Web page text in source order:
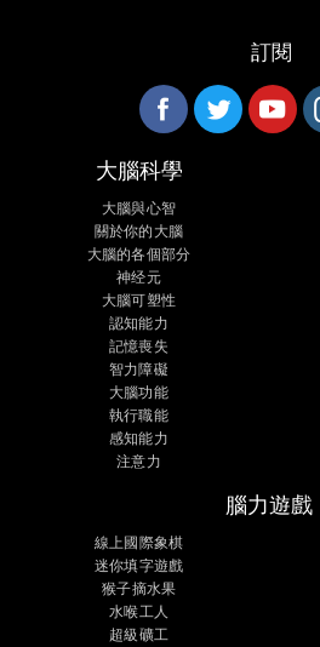
訂閱
大腦科學
大腦與心智
關於你的大腦
大腦的各個部分
神经元
大腦可塑性
認知能力
記憶喪失
智力障礙
大腦功能
執行職能
感知能力
注意力
腦力遊戲
線上國際象棋
迷你填字遊戲
猴子摘水果
水喉工人
超級礦工